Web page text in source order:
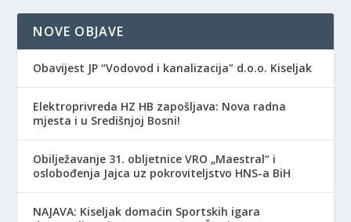
NOVE OBJAVE
Obavijest JP “Vodovod i kanalizacija” d.o.o. Kiseljak
Elektroprivreda HZ HB zapošljava: Nova radna
mjesta i u Središnjoj Bosni!
Obilježavanje 31. obljetnice VRO „Maestral“ i
oslobođenja Jajca uz pokroviteljstvo HNS-a BiH
NAJAVA: Kiseljak domaćin Sportskih igara